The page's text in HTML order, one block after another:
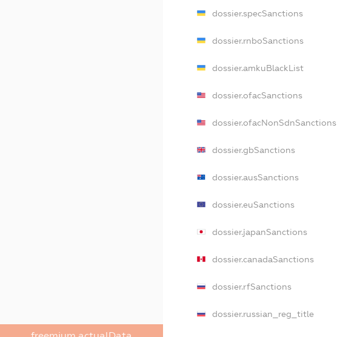
dossier.specSanctions
dossier.rnboSanctions
dossier.amkuBlackList
dossier.ofacSanctions
dossier.ofacNonSdnSanctions
dossier.gbSanctions
dossier.ausSanctions
dossier.euSanctions
dossier.japanSanctions
dossier.canadaSanctions
dossier.rfSanctions
dossier.russian_reg_title